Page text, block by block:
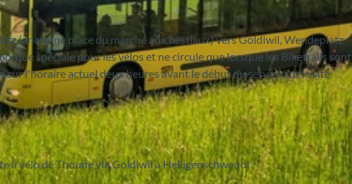
(ancienne place du marché aux bestiaux) vers Goldiwil, Wendeplatz
spéciale pour les vélos et ne circule que lorsque les Biketrails sont
l'horaire actuel deux heures avant le début du service sur le site
à vélo de Thoune via Goldiwil à Heiligenschwendi